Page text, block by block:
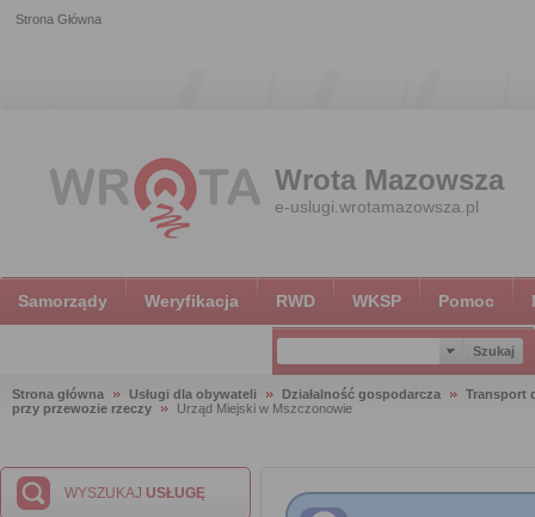
Strona Główna
Wrota Mazowsza
e-uslugi.wrotamazowsza.pl
Samorządy Weryfikacja RWD WKSP Pomoc
Strona główna Usługi dla obywateli Działalność gospodarcza
Transport
przy przewozie rzeczy
Urząd Miejski w Mszczonowie
WYSZUKAJ USŁUGĘ